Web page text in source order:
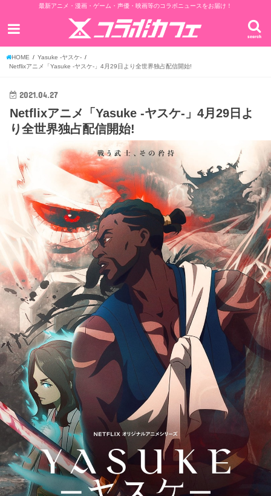
最新アニメ・漫画・ゲーム・声優・映画等のコラボニュースをお届け！
search
HOME
Yasuke -ヤスケ-
Netflixアニメ「Yasuke -ヤスケ-」4月29日より全世界独占配信開始!
2021.04.27
Netflixアニメ「Yasuke -ヤスケ-」4月29日よ
り全世界独占配信開始!